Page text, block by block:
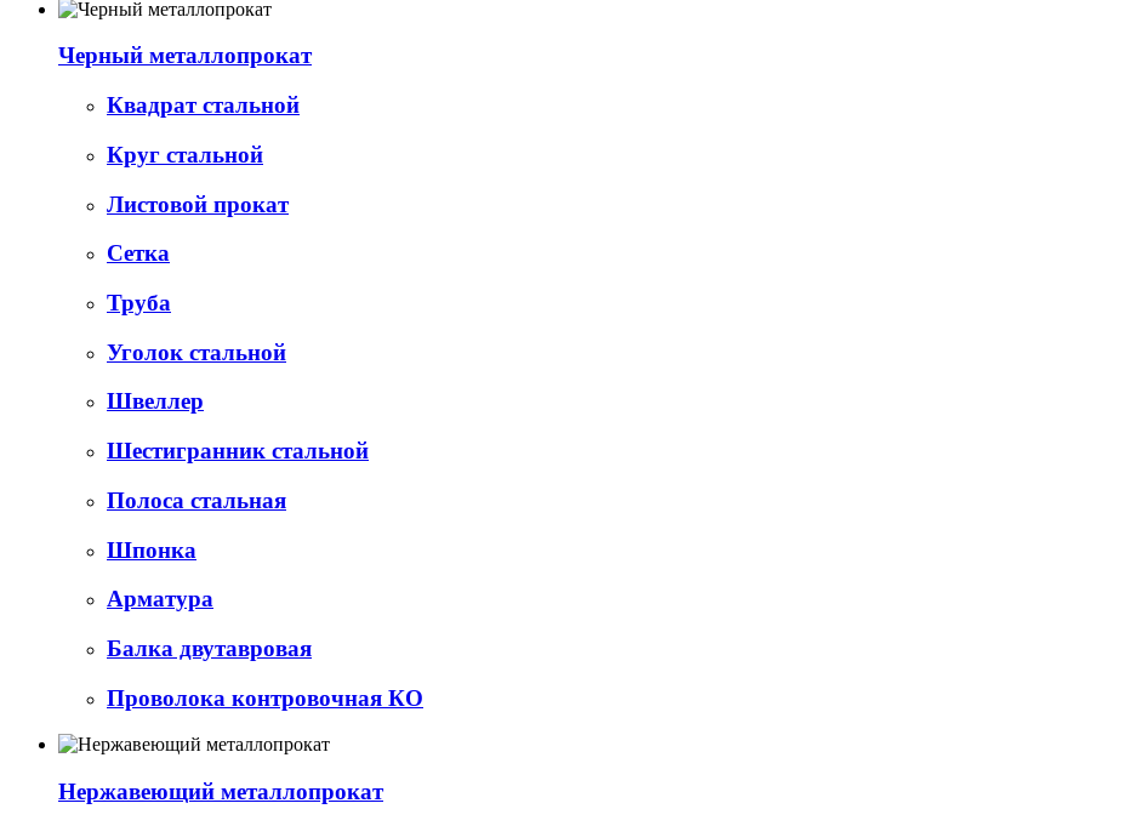
Черный металлопрокат
Квадрат стальной
Круг стальной
Листовой прокат
Сетка
Труба
Уголок стальной
Швеллер
Шестигранник стальной
Полоса стальная
Шпонка
Арматура
Балка двутавровая
Проволока контровочная КО
Нержавеющий металлопрокат